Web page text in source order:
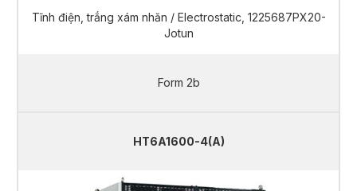
Tĩnh điện, trắng xám nhăn / Electrostatic, 1225687PX20-
Jotun
Form 2b
HT6A1600-4(A)